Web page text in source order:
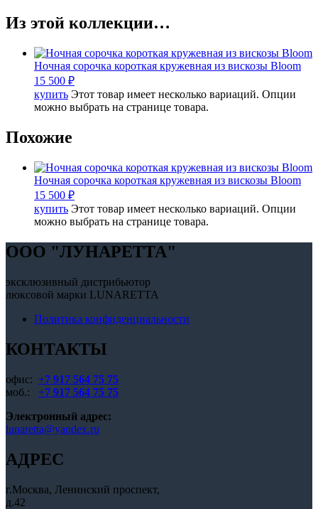
Из этой коллекции…
Ночная сорочка короткая кружевная из вискозы Bloom
15 500 ₽
купить Этот товар имеет несколько вариаций. Опции
можно выбрать на странице товара.
Похожие
Ночная сорочка короткая кружевная из вискозы Bloom
15 500 ₽
купить Этот товар имеет несколько вариаций. Опции
можно выбрать на странице товара.
OOO "ЛУНАРЕТТА"
эксклюзивный дистрибьютор
люксовой марки LUNARETTA
Политика конфиденциальности
КОНТАКТЫ
офис: +7 917 564 75 75
моб.: +7 917 564 75 75
Электронный адрес:
lunaretta@yandex.ru
АДРЕС
г.Москва, Ленинский проспект,
д.42